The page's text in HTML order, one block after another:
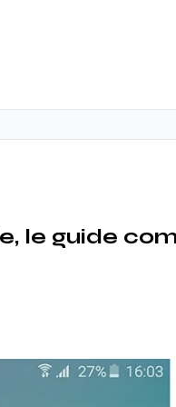
le guide